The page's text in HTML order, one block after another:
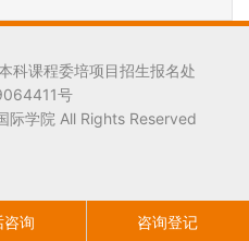
科课程委培项目招生报名处
号
际学院 All Rights Reserved
咨询 咨询登记